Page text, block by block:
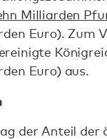
Milliarden
Euro). Zum
Euro) aus.
der Anteil